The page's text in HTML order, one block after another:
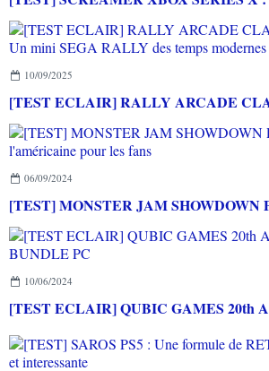
10/09/2025
06/09/2024
10/06/2024